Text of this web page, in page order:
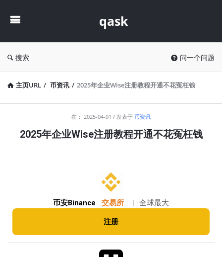
qask
搜索 问一个问题
主页URL / 币资讯 / 2025年企业Wise注册教程开通不花冤枉钱
在： 2025-04-01 发表于 币资讯
2025年企业Wise注册教程开通不花冤枉钱
币安Binance 交易所 全球最大
注册